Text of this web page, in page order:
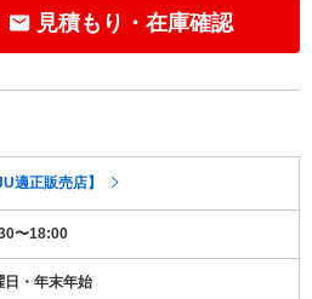
見積もり・在庫確認
適正販売店】
〜18:00
日・年末年始